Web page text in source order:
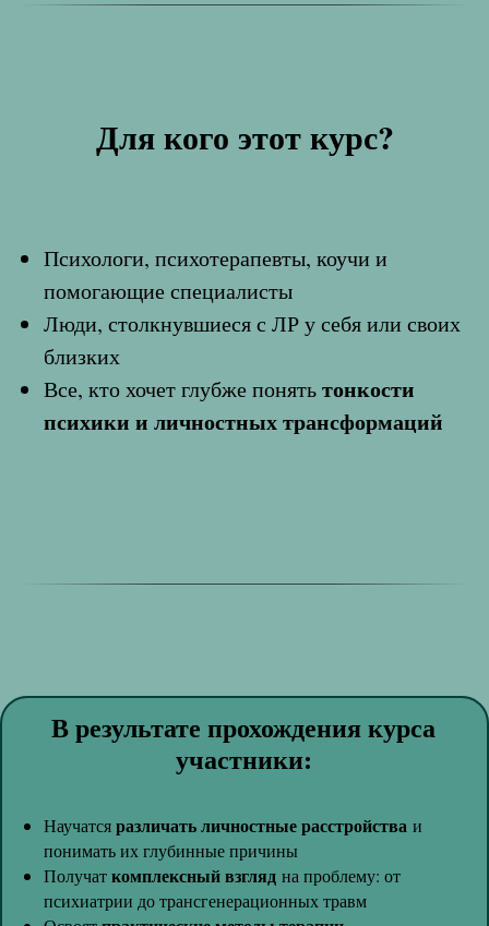
Для кого этот курс?
Психологи, психотерапевты, коучи и
помогающие специалисты
Люди, столкнувшиеся с ЛР у себя или своих
близких
Все, кто хочет глубже понятьтонкости
психики и личностных трансформаций
В результате прохождения курса
участники:
Научатсяразличать личностные расстройства и
понимать их глубинные причины
Получаткомплексный взгляд на проблему: от
психиатрии до трансгенерационных травм